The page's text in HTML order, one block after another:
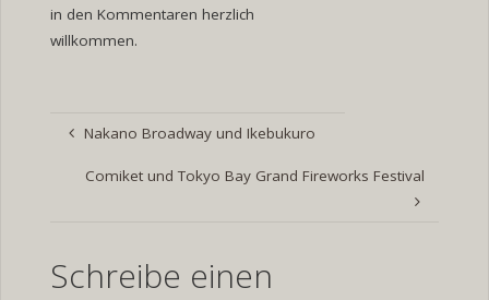
in den Kommentaren herzlich
willkommen.
Nakano Broadway und Ikebukuro
Comiket und Tokyo Bay Grand Fireworks Festival
Schreibe einen